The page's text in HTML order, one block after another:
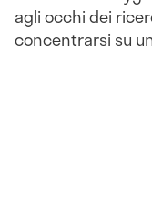
agli occhi dei
concentrarsi su